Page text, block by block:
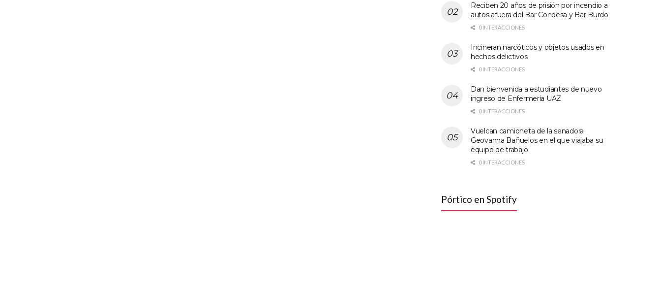
Reciben 20 años de prisión por incendio a
autos afuera del Bar Condesa y Bar Burdo
0 INTERACCIONES
Incineran narcóticos y objetos usados en
hechos delictivos
0 INTERACCIONES
Dan bienvenida a estudiantes de nuevo
ingreso de Enfermería UAZ
0 INTERACCIONES
Vuelcan camioneta de la senadora
Geovanna Bañuelos en el que viajaba su
equipo de trabajo
0 INTERACCIONES
Pórtico en Spotify